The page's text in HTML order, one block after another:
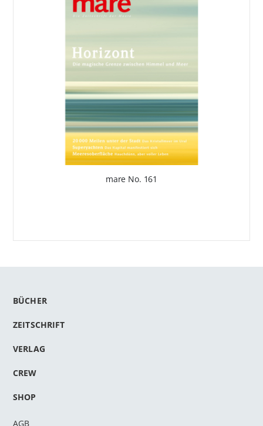
mare No. 161
BÜCHER
ZEITSCHRIFT
VERLAG
CREW
SHOP
AGB